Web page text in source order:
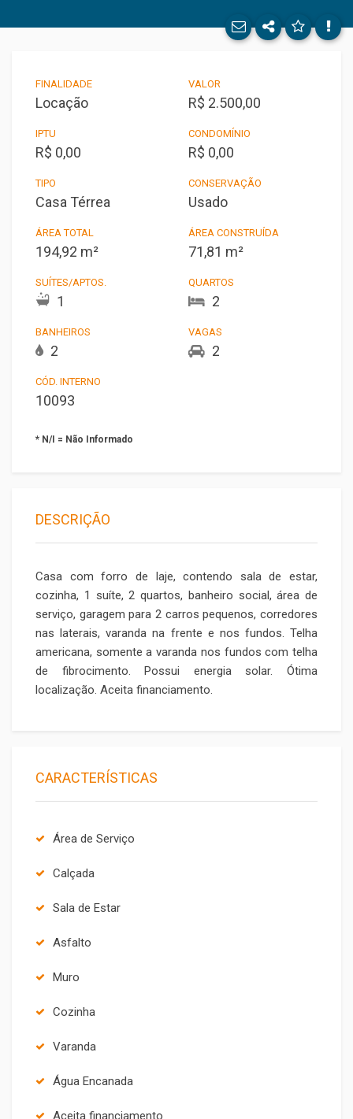
FINALIDADE
Locação
VALOR
R$ 2.500,00
IPTU
R$ 0,00
CONDOMÍNIO
R$ 0,00
TIPO
Casa Térrea
CONSERVAÇÃO
Usado
ÁREA TOTAL
194,92 m²
ÁREA CONSTRUÍDA
71,81 m²
SUÍTES/APTOS.
1
QUARTOS
2
BANHEIROS
2
VAGAS
2
CÓD. INTERNO
10093
* N/I = Não Informado
DESCRIÇÃO
Casa com forro de laje, contendo sala de estar,
cozinha, 1 suíte, 2 quartos, banheiro social, área de
serviço, garagem para 2 carros pequenos, corredores
nas laterais, varanda na frente e nos fundos. Telha
americana, somente a varanda nos fundos com telha
de fibrocimento. Possui energia solar. Ótima
localização. Aceita financiamento.
CARACTERÍSTICAS
Área de Serviço
Calçada
Sala de Estar
Asfalto
Muro
Cozinha
Varanda
Água Encanada
Aceita financiamento